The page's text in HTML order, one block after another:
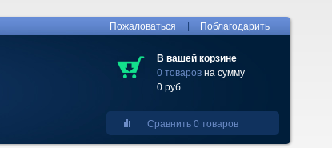
Пожаловаться Поблагодарить
В вашей корзине
0 товаров на сумму
0 руб.
Сравнить 0 товаров